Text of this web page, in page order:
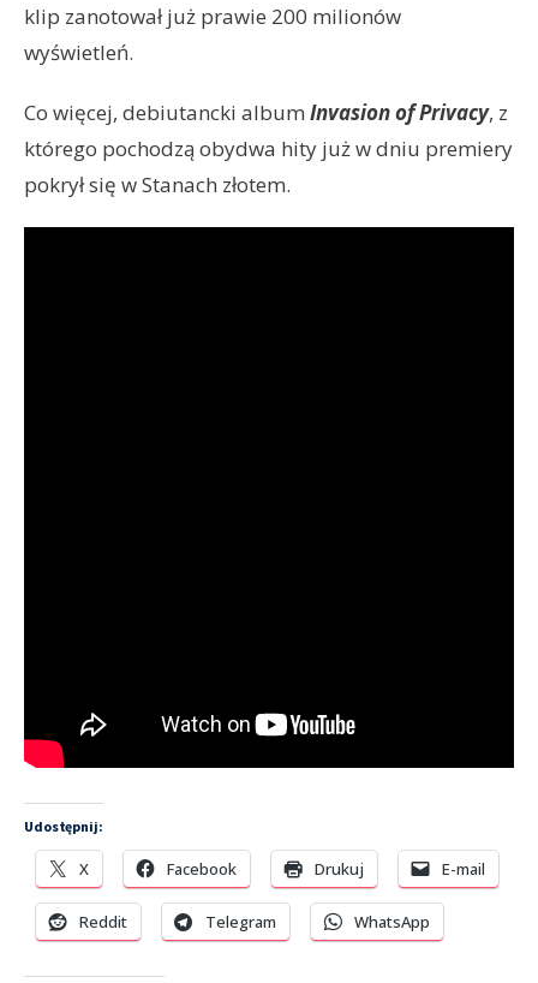
klip zanotował już prawie 200 milionów
wyświetleń.
Co więcej, debiutancki album Invasion of Privacy, z
którego pochodzą obydwa hity już w dniu premiery
pokrył się w Stanach złotem.
Udostępnij:
X Facebook Drukuj E-mail
Reddit Telegram WhatsApp